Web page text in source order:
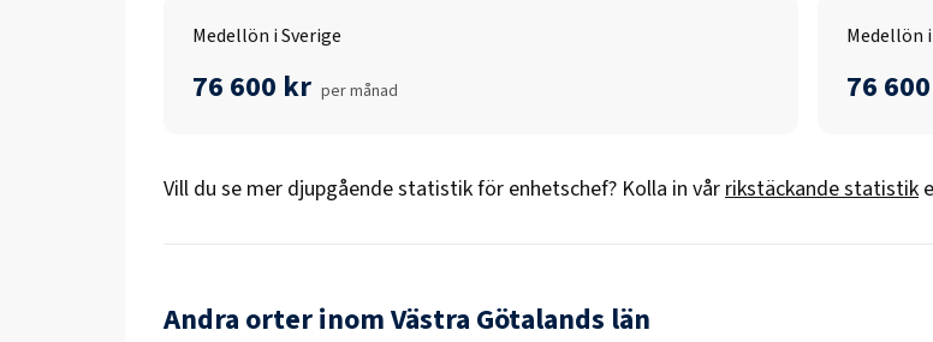
Medellön i Sverige
76 600 kr per månad
Medellön
76
Vill du se mer djupgående statistik för enhetschef? Kolla in vårrikstäckande statistik
Andra orter inom Västra Götalands län